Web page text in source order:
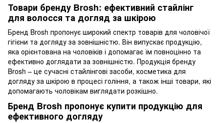
Товари бренду Brosh: ефективний стайлінг
для волосся та догляд за шкірою
Бренд Brosh пропонує широкий спектр товарів для чоловічої
гігієни та догляду за зовнішністю. Він випускає продукцію,
яка орієнтована на чоловіків і допомагає їм повноцінно та
ефективно доглядати за зовнішністю. Продукція бренду
Brosh – це сучасні стайлінгові засоби, косметика для
догляду за шкірою в процесі гоління, а також інші товари, які
допомагають чоловікам виглядати розкішно.
Бренд Brosh пропонує купити продукцію для
ефективного догляду